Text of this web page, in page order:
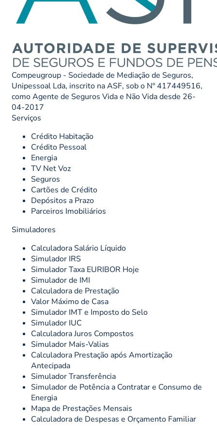
Compeugroup - Sociedade de Mediação de Seguros,
Unipessoal Lda, inscrito na ASF, sob o Nº 417449516,
como Agente de Seguros Vida e Não Vida desde 26-
04-2017
Serviços
Crédito Habitação
Crédito Pessoal
Energia
TV Net Voz
Seguros
Cartões de Crédito
Depósitos a Prazo
Parceiros Imobiliários
Simuladores
Calculadora Salário Líquido
Simulador IRS
Simulador Taxa EURIBOR Hoje
Simulador de IMI
Calculadora de Prestação
Valor Máximo de Casa
Simulador IMT e Imposto do Selo
Simulador IUC
Calculadora Juros Compostos
Simulador Mais-Valias
Calculadora Prestação após Amortização
Antecipada
Simulador Transferência
Simulador de Potência a Contratar e Consumo de
Energia
Mapa de Prestações Mensais
Calculadora de Despesas e Orçamento Familiar